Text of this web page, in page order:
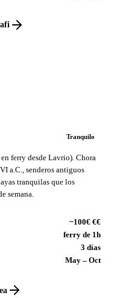
Tranquilo
ferry desde Lavrio). Chora
a.C., senderos antiguos
tranquilas que los
semana.
~100€ €€
ferry de 1h
3 días
May – Oct